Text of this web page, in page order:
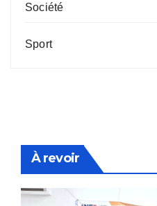
Société
Sport
À revoir